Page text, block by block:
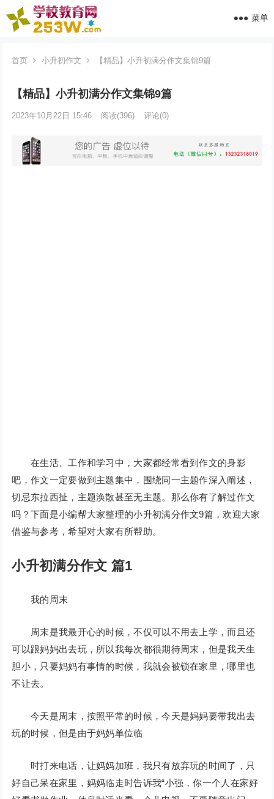
菜单
首页 小升初作文 【精品】小升初满分作文集锦9篇
【精品】小升初满分作文集锦9篇
2023年10月22日 15:46 阅读(396) 评论(0)
在生活、工作和学习中，大家都经常看到作文的身影
吧，作文一定要做到主题集中，围绕同一主题作深入阐述，
切忌东拉西扯，主题涣散甚至无主题。那么你有了解过作文
吗？下面是小编帮大家整理的小升初满分作文9篇，欢迎大家
借鉴与参考，希望对大家有所帮助。
小升初满分作文 篇1
我的周末
周末是我最开心的时候，不仅可以不用去上学，而且还
可以跟妈妈出去玩，所以我每次都很期待周末，但是我天生
胆小，只要妈妈有事情的时候，我就会被锁在家里，哪里也
不让去。
今天是周末，按照平常的时候，今天是妈妈要带我出去
玩的时候，但是由于妈妈单位临
时打来电话，让妈妈加班，我只有放弃玩的时间了，只
好自己呆在家里，妈妈临走时告诉我“小强，你一个人在家好